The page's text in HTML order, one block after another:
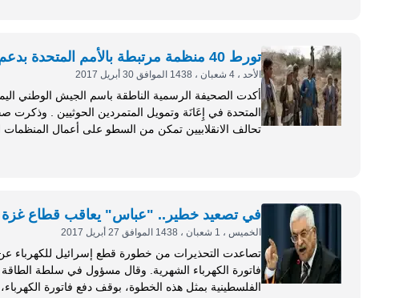
تورط 40 منظمة مرتبطة بالأمم المتحدة بدعم الحوثيين
الأحد ، 4 شعبان ، 1438 الموافق 30 أبريل 2017
في تصعيد خطير.. "عباس" يعاقب قطاع غزة
الخميس ، 1 شعبان ، 1438 الموافق 27 أبريل 2017
تصاعدت التحذيرات من خطورة قطع إسرائيل للكهرباء
فاتورة الكهرباء الشهرية. وقال
الفلسطينية بمثل هذه الخطوة، بوقف دفع فاتورة